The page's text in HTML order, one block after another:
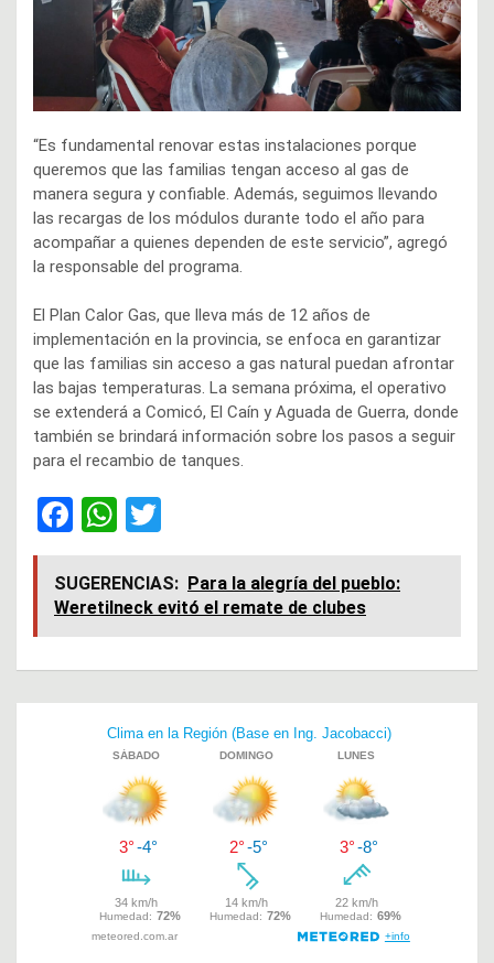
“Es fundamental renovar estas instalaciones porque
queremos que las familias tengan acceso al gas de
manera segura y confiable. Además, seguimos llevando
las recargas de los módulos durante todo el año para
acompañar a quienes dependen de este servicio”, agregó
la responsable del programa.
El Plan Calor Gas, que lleva más de 12 años de
implementación en la provincia, se enfoca en garantizar
que las familias sin acceso a gas natural puedan afrontar
las bajas temperaturas. La semana próxima, el operativo
se extenderá a Comicó, El Caín y Aguada de Guerra, donde
también se brindará información sobre los pasos a seguir
para el recambio de tanques.
F
a
ce
b
W
h
at
s
p
wi
tt
er
SUGERENCIAS: Para la alegría del pueblo:
Weretilneck evitó el remate de clubes
Navegación
entradas